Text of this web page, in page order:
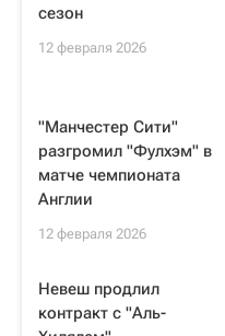
сезон
12 февраля 2026
"Манчестер Сити"
разгромил "Фулхэм" в
матче чемпионата
Англии
12 февраля 2026
Невеш продлил
контракт с "Аль-